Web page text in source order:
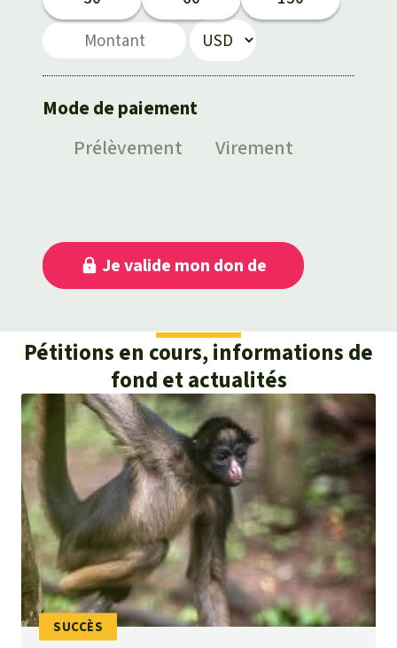
Pétitions en cours, informations de
fond et actualités